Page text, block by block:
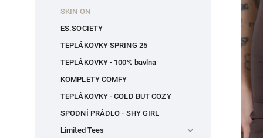
SKIN ON
ES.SOCIETY
TEPLÁKOVKY SPRING 25
TEPLÁKOVKY - 100% bavlna
KOMPLETY COMFY
TEPLÁKOVKY - COLD BUT COZY
SPODNÍ PRÁDLO - SHY GIRL
Limited Tees